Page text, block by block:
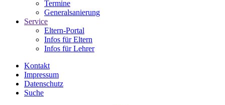
Termine
Generalsanierung
Service
Eltern-Portal
Infos für Eltern
Infos für Lehrer
Kontakt
Impressum
Datenschutz
Suche